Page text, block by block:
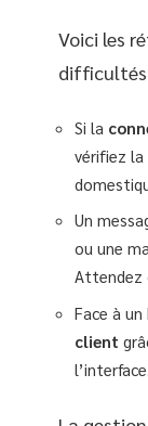
Voici les
difficultés
Si la
vérifiez la
Un
ou une
Attendez
Face à
client
l’interface.